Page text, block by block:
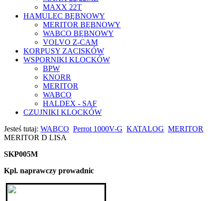
MAXX 22T
HAMULEC BĘBNOWY
MERITOR BĘBNOWY
WABCO BĘBNOWY
VOLVO Z-CAM
KORPUSY ZACISKÓW
WSPORNIKI KLOCKÓW
BPW
KNORR
MERITOR
WABCO
HALDEX - SAF
CZUJNIKI KLOCKÓW
Jesteś tutaj: WABCO Perrot 1000V-G KATALOG MERITOR
MERITOR D LISA
SKP005M
Kpl. naprawczy prowadnic